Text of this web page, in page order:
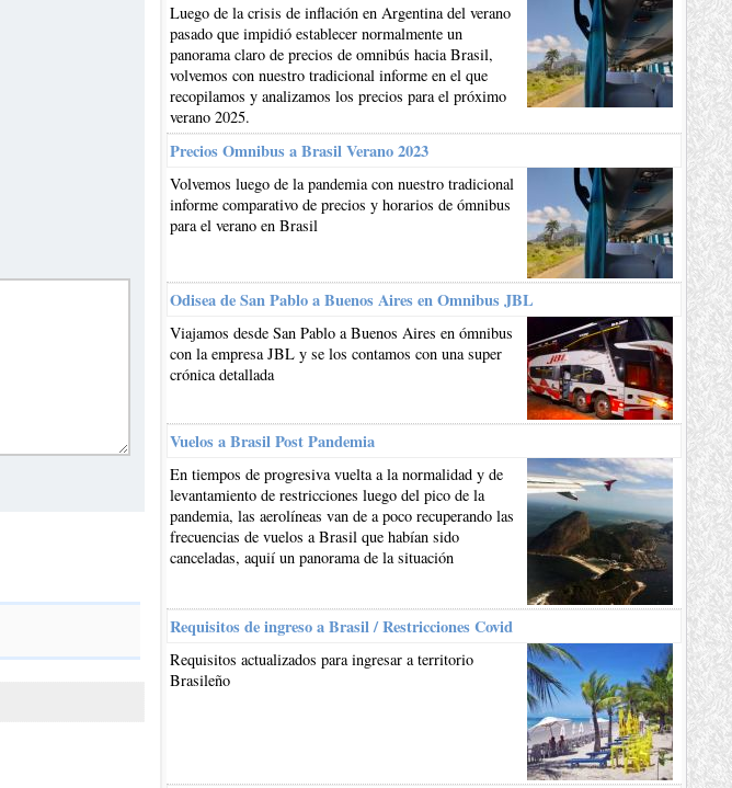
Luego de la crisis de inflación en Argentina del verano
pasado que impidió establecer normalmente un
panorama claro de precios de omnibús hacia Brasil,
volvemos con nuestro tradicional informe en el que
recopilamos y analizamos los precios para el próximo
verano 2025.
Precios Omnibus a Brasil Verano 2023
Volvemos luego de la pandemia con nuestro tradicional
informe comparativo de precios y horarios de ómnibus
para el verano en Brasil
Odisea de San Pablo a Buenos Aires en Omnibus JBL
Viajamos desde San Pablo a Buenos Aires en ómnibus
con la empresa JBL y se los contamos con una super
crónica detallada
Vuelos a Brasil Post Pandemia
En tiempos de progresiva vuelta a la normalidad y de
levantamiento de restricciones luego del pico de la
pandemia, las aerolíneas van de a poco recuperando las
frecuencias de vuelos a Brasil que habían sido
canceladas, aquií un panorama de la situación
Requisitos de ingreso a Brasil / Restricciones Covid
Requisitos actualizados para ingresar a territorio
Brasileño